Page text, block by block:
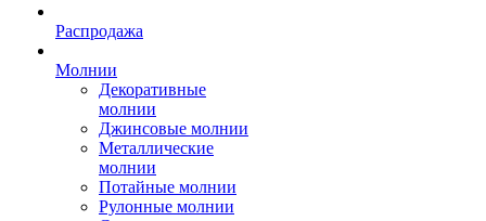
Распродажа
Молнии
Декоративные
молнии
Джинсовые молнии
Металлические
молнии
Потайные молнии
Рулонные молнии